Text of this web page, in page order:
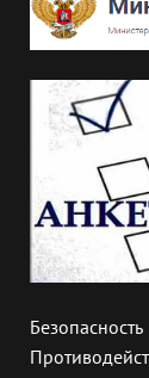
Безопасность